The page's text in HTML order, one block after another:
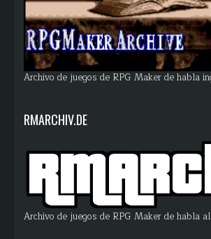
Archivo de juegos de RPG Maker de habla
RMARCHIV.DE
Archivo de juegos de RPG Maker de habla